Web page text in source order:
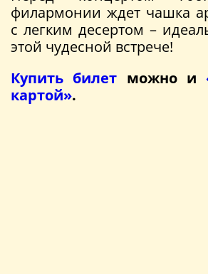
филармонии ждет чашка
с легким десертом –
этой чудесной встрече!
Купить билет можно и
картой».